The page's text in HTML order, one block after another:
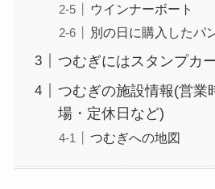
ウインナーボート
別の日に購入したパ
つむぎにはスタンプカ
つむぎの施設情報(営業
場・定休日など)
つむぎへの地図